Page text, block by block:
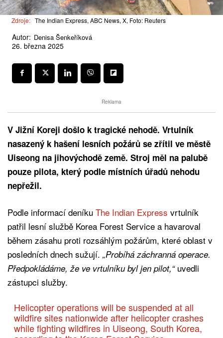
Zdroje: The Indian Express, ABC News, X, Foto: Reuters
Autor: Denisa Šenkeříková
26. března 2025
Reklama
V Jižní Koreji došlo k tragické nehodě. Vrtulník
nasazený k hašení lesních požárů se zřítil ve městě
Uiseong na jihovýchodě země. Stroj měl na palubě
pouze pilota, který podle místních úřadů nehodu
nepřežil.
Podle informací deníku The Indian Express vrtulník
patřil lesní službě Korea Forest Service a havaroval
během zásahu proti rozsáhlým požárům, které oblast v
posledních dnech sužují. „Probíhá záchranná operace.
Předpokládáme, že ve vrtulníku byl jen pilot,“uvedli
zástupci služby.
Helicopter operations will be suspended at all
wildfire sites nationwide after helicopter crashes
while fighting wildfires in Uiseong, South Korea,